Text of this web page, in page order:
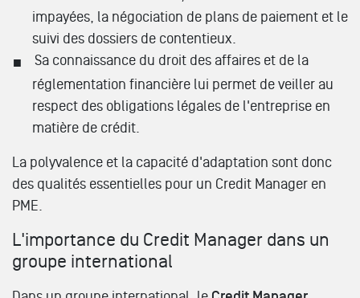
impayées, la négociation de plans de paiement et le
suivi des dossiers de contentieux.
Sa connaissance du droit des affaires et de la
réglementation financière lui permet de veiller au
respect des obligations légales de l'entreprise en
matière de crédit.
La polyvalence et la capacité d'adaptation sont donc
des qualités essentielles pour un Credit Manager en
PME.
L'importance du Credit Manager dans un
groupe international